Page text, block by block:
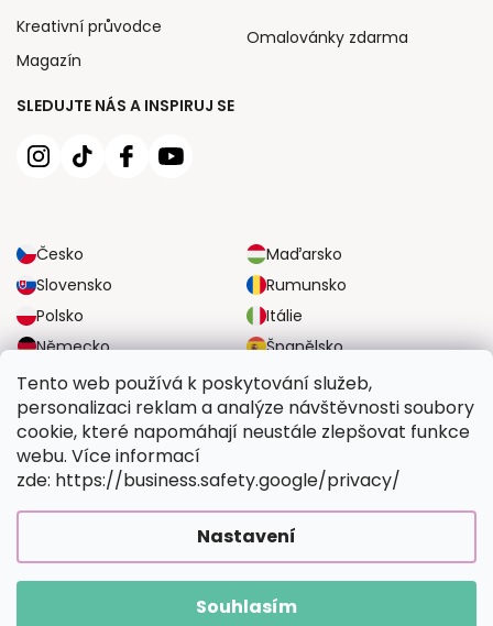
Tento web používá k poskytování služeb,
personalizaci reklam a analýze návštěvnosti soubory
cookie, které napomáhají neustále zlepšovat funkce
webu. Více informací
zde: https://business.safety.google/privacy/
Nastavení
Souhlasím
SLEDUJTE NÁS A INSPIRUJ SE
Česko
Maďarsko
Slovensko
Rumunsko
Polsko
Itálie
Německo
Španělsko
Velká Británie
Rakousko
Kreativní průvodce
Magazín
Omalovánky zdarma
SPOLEHLIVÉ MOŽNOSTI DOPRAVY
BEZPEČNÉ MOŽNOSTI PLATBY
Vymalujsisam.cz. Všechna práva vyhrazena.